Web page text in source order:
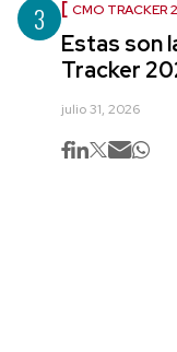
3 CMO TRACKER
Estas son
Tracker
julio 31, 2026